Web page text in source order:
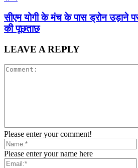
सीएम योगी के मंच के पास ड्रोन उड़ाने
की पूछताछ
LEAVE A REPLY
Please enter your comment!
Please enter your name here